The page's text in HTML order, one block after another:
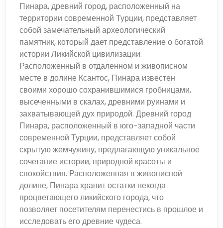
Пинара, древний город, расположенный на
территории современной Турции, представляет
собой замечательный археологический
памятник, который дает представление о богатой
истории Ликийской цивилизации.
Расположенный в отдаленном и живописном
месте в долине Ксантос, Пинара известен
своими хорошо сохранившимися гробницами,
высеченными в скалах, древними руинами и
захватывающей дух природой. Древний город
Пинара, расположенный в юго-западной части
современной Турции, представляет собой
скрытую жемчужину, предлагающую уникальное
сочетание истории, природной красоты и
спокойствия. Расположенная в живописной
долине, Пинара хранит остатки некогда
процветающего ликийского города, что
позволяет посетителям перенестись в прошлое и
исследовать его древние чудеса.